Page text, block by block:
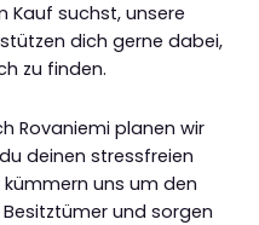
Kauf suchst, unsere
dich gerne dabei,
zu finden.
Rovaniemi planen wir
deinen stressfreien
uns um den
und sorgen